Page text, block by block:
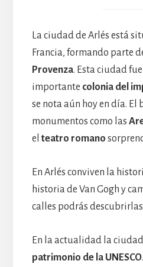
La ciudad de Arlés está
Francia, formando parte
Provenza. Esta ciudad
importante colonia del
se nota aún hoy en día. El
monumentos como las
el teatro romano
En Arlés conviven la
historia de Van Gogh y
calles podrás
En la actualidad la
patrimonio de la UNESCO.